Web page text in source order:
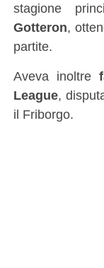
stagione
Gotteron,
partite.
Aveva inoltre
League,
il Friborgo.